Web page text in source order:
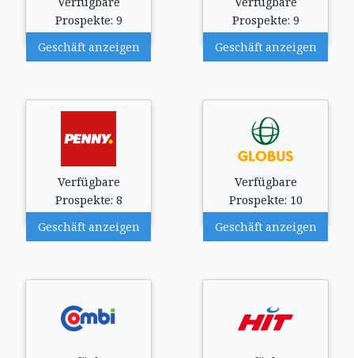
Prospekte: 9
Geschäft anzeigen
Prospekte: 9
Geschäft anzeigen
Verfügbare
Prospekte: 8
Geschäft anzeigen
Verfügbare
Prospekte: 10
Geschäft anzeigen